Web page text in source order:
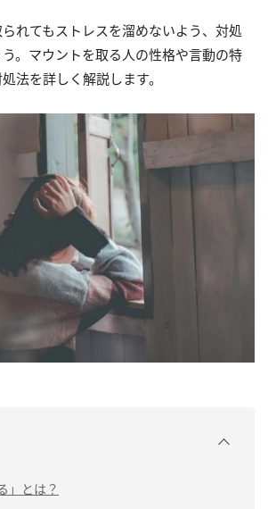
れてもストレスを溜めないよう、対処
。マウントを取る人の性格や言動の特
法を詳しく解説します。
」とは？